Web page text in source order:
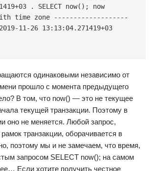
. SELECT now(); now
with time zone -------------------
11-26 13:13:04.271419+03
одинаковыми независимо от
прошло с момента предыдущего
В том, что now() — это не текущее
текущей транзакции. Поэтому в
оно не меняется. Любой запрос,
транзакции, оборачивается в
поэтому мы и не замечаем, что время,
запросом SELECT now(); на самом
Если хотите получить честное